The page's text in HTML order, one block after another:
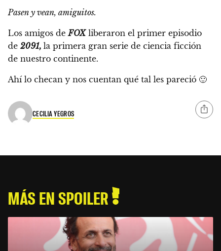
Pasen y vean, amiguitos.
Los amigos deFOXliberaron el primer episodio
de 2091, la primera gran serie de ciencia ficción
de nuestro continente.
Ahí lo checan y nos cuentan qué tal les pareció 🙂
CECILIA YEGROS
MÁS EN SPOILER